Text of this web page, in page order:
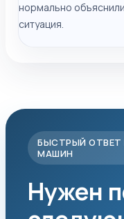
нормально
ситуация.
БЫСТРЫЙ ОТВЕТ
МАШИН
Нужен